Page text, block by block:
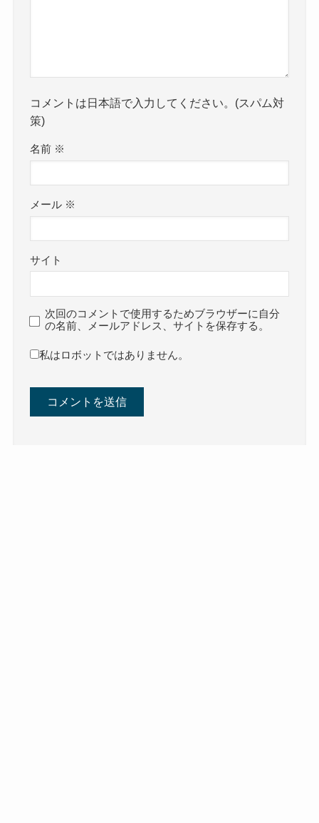
コメントは日本語で入力してください。(スパム対
策)
名前 ※
メール ※
サイト
次回のコメントで使用するためブラウザーに自分
の名前、メールアドレス、サイトを保存する。
私はロボットではありません。